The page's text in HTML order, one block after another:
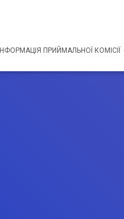
ІНФОРМАЦІЯ ПРИЙМАЛЬНОЇ КОМІСІЇ